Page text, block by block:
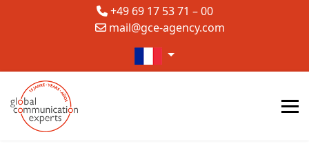
+49 69 17 53 71 – 00
mail@gce-agency.com
Sélectionnez votre langue